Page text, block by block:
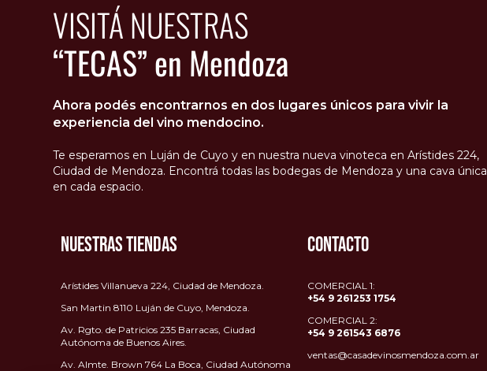
VISITÁ NUESTRAS
“TECAS” en Mendoza
Ahora podés encontrarnos en dos lugares únicos para vivir la
experiencia del vino mendocino.
Te esperamos en Luján de Cuyo y en nuestra nueva vinoteca en Arístides 224,
Ciudad de Mendoza. Encontrá todas las bodegas de Mendoza y una cava única
en cada espacio.
NUESTRAS TIENDAS
Arístides Villanueva 224, Ciudad de Mendoza.
San Martin 8110 Luján de Cuyo, Mendoza.
Av. Rgto. de Patricios 235 Barracas, Ciudad
Autónoma de Buenos Aires.
Av. Almte. Brown 764 La Boca, Ciudad Autónoma
CONTACTO
COMERCIAL 1:
+54 9 261253 1754
COMERCIAL 2:
+54 9261543 6876
ventas@casadevinosmendoza.com.ar